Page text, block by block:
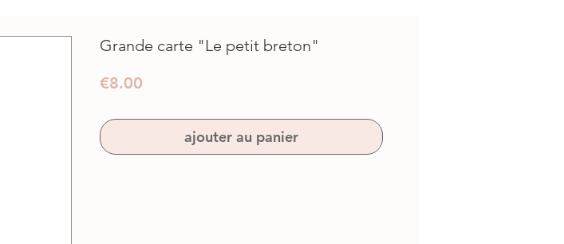
Grande carte "Le petit breton"
€8.00
ajouter au panier